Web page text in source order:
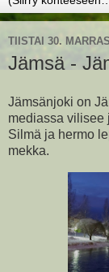
TIISTAI 30.
Jämsä -
Jämsänjoki on
mediassa vilisee
Silmä ja hermo
mekka.